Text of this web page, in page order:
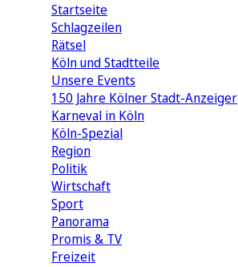
Startseite
Schlagzeilen
Rätsel
Köln und Stadtteile
Unsere Events
150 Jahre Kölner Stadt-Anzeiger
Karneval in Köln
Köln-Spezial
Region
Politik
Wirtschaft
Sport
Panorama
Promis & TV
Freizeit